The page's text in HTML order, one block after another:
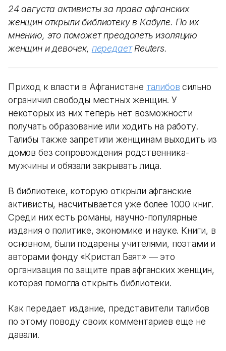
24 августа активисты за права афганских
женщин открыли библиотеку в Кабуле. По их
мнению, это поможет преодолеть изоляцию
женщин и девочек, передаетReuters.
Приход к власти в Афганистане талибов сильно
ограничил свободы местных женщин. У
некоторых из них теперь нет возможности
получать образование или ходить на работу.
Талибы также запретили женщинам выходить из
домов без сопровождения родственника-
мужчины и обязали закрывать лица.
В библиотеке, которую открыли афганские
активисты, насчитывается уже более 1000 книг.
Среди них есть романы, научно-популярные
издания о политике, экономике и науке. Книги, в
основном, были подарены учителями, поэтами и
авторами фонду «Кристал Баят» — это
организация по защите прав афганских женщин,
которая помогла открыть библиотеки.
Как передает издание, представители талибов
по этому поводу своих комментариев еще не
давали.